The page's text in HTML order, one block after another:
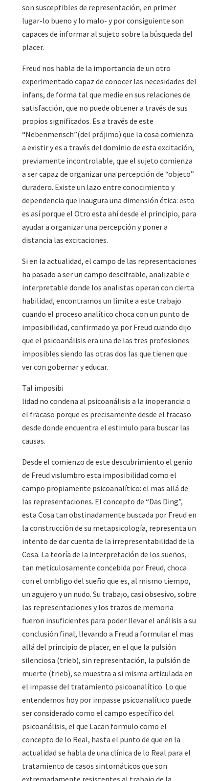
son susceptibles de representación, en primer
lugar-lo bueno y lo malo- y por consiguiente son
capaces de informar al sujeto sobre la búsqueda del
placer.
Freud nos habla de la importancia de un otro
experimentado capaz de conocer las necesidades del
infans, de forma tal que medie en sus relaciones de
satisfacción, que no puede obtener a través de sus
propios significados. Es a través de este
“Nebenmensch”(del prójimo) que la cosa comienza
a existir y es a través del dominio de esta excitación,
previamente incontrolable, que el sujeto comienza
a ser capaz de organizar una percepción de “objeto”
duradero. Existe un lazo entre conocimiento y
dependencia que inaugura una dimensión ética: esto
es así porque el Otro esta ahí desde el principio, para
ayudar a organizar una percepción y poner a
distancia las excitaciones.
Si en la actualidad, el campo de las representaciones
ha pasado a ser un campo descifrable, analizable e
interpretable donde los analistas operan con cierta
habilidad, encontramos un limite a este trabajo
cuando el proceso analítico choca con un punto de
imposibilidad, confirmado ya por Freud cuando dijo
que el psicoanálisis era una de las tres profesiones
imposibles siendo las otras dos las que tienen que
ver con gobernar y educar.
Tal imposibi
lidad no condena al psicoanálisis a la inoperancia o
el fracaso porque es precisamente desde el fracaso
desde donde encuentra el estimulo para buscar las
causas.
Desde el comienzo de este descubrimiento el genio
de Freud vislumbro esta imposibilidad como el
campo propiamente psicoanalítico: el mas allá de
las representaciones. El concepto de “Das Ding”,
esta Cosa tan obstinadamente buscada por Freud en
la construcción de su metapsicología, representa un
intento de dar cuenta de la irrepresentabilidad de la
Cosa. La teoría de la interpretación de los sueños,
tan meticulosamente concebida por Freud, choca
con el ombligo del sueño que es, al mismo tiempo,
un agujero y un nudo. Su trabajo, casi obsesivo, sobre
las representaciones y los trazos de memoria
fueron insuficientes para poder llevar el análisis a su
conclusión final, llevando a Freud a formular el mas
allá del principio de placer, en el que la pulsión
silenciosa (trieb), sin representación, la pulsión de
muerte (trieb), se muestra a si misma articulada en
el impasse del tratamiento psicoanalítico. Lo que
entendemos hoy por impasse psicoanalítico puede
ser considerado como el campo específico del
psicoanálisis, el que Lacan formulo como el
concepto de lo Real, hasta el punto de que en la
actualidad se habla de una clínica de lo Real para el
tratamiento de casos sintomáticos que son